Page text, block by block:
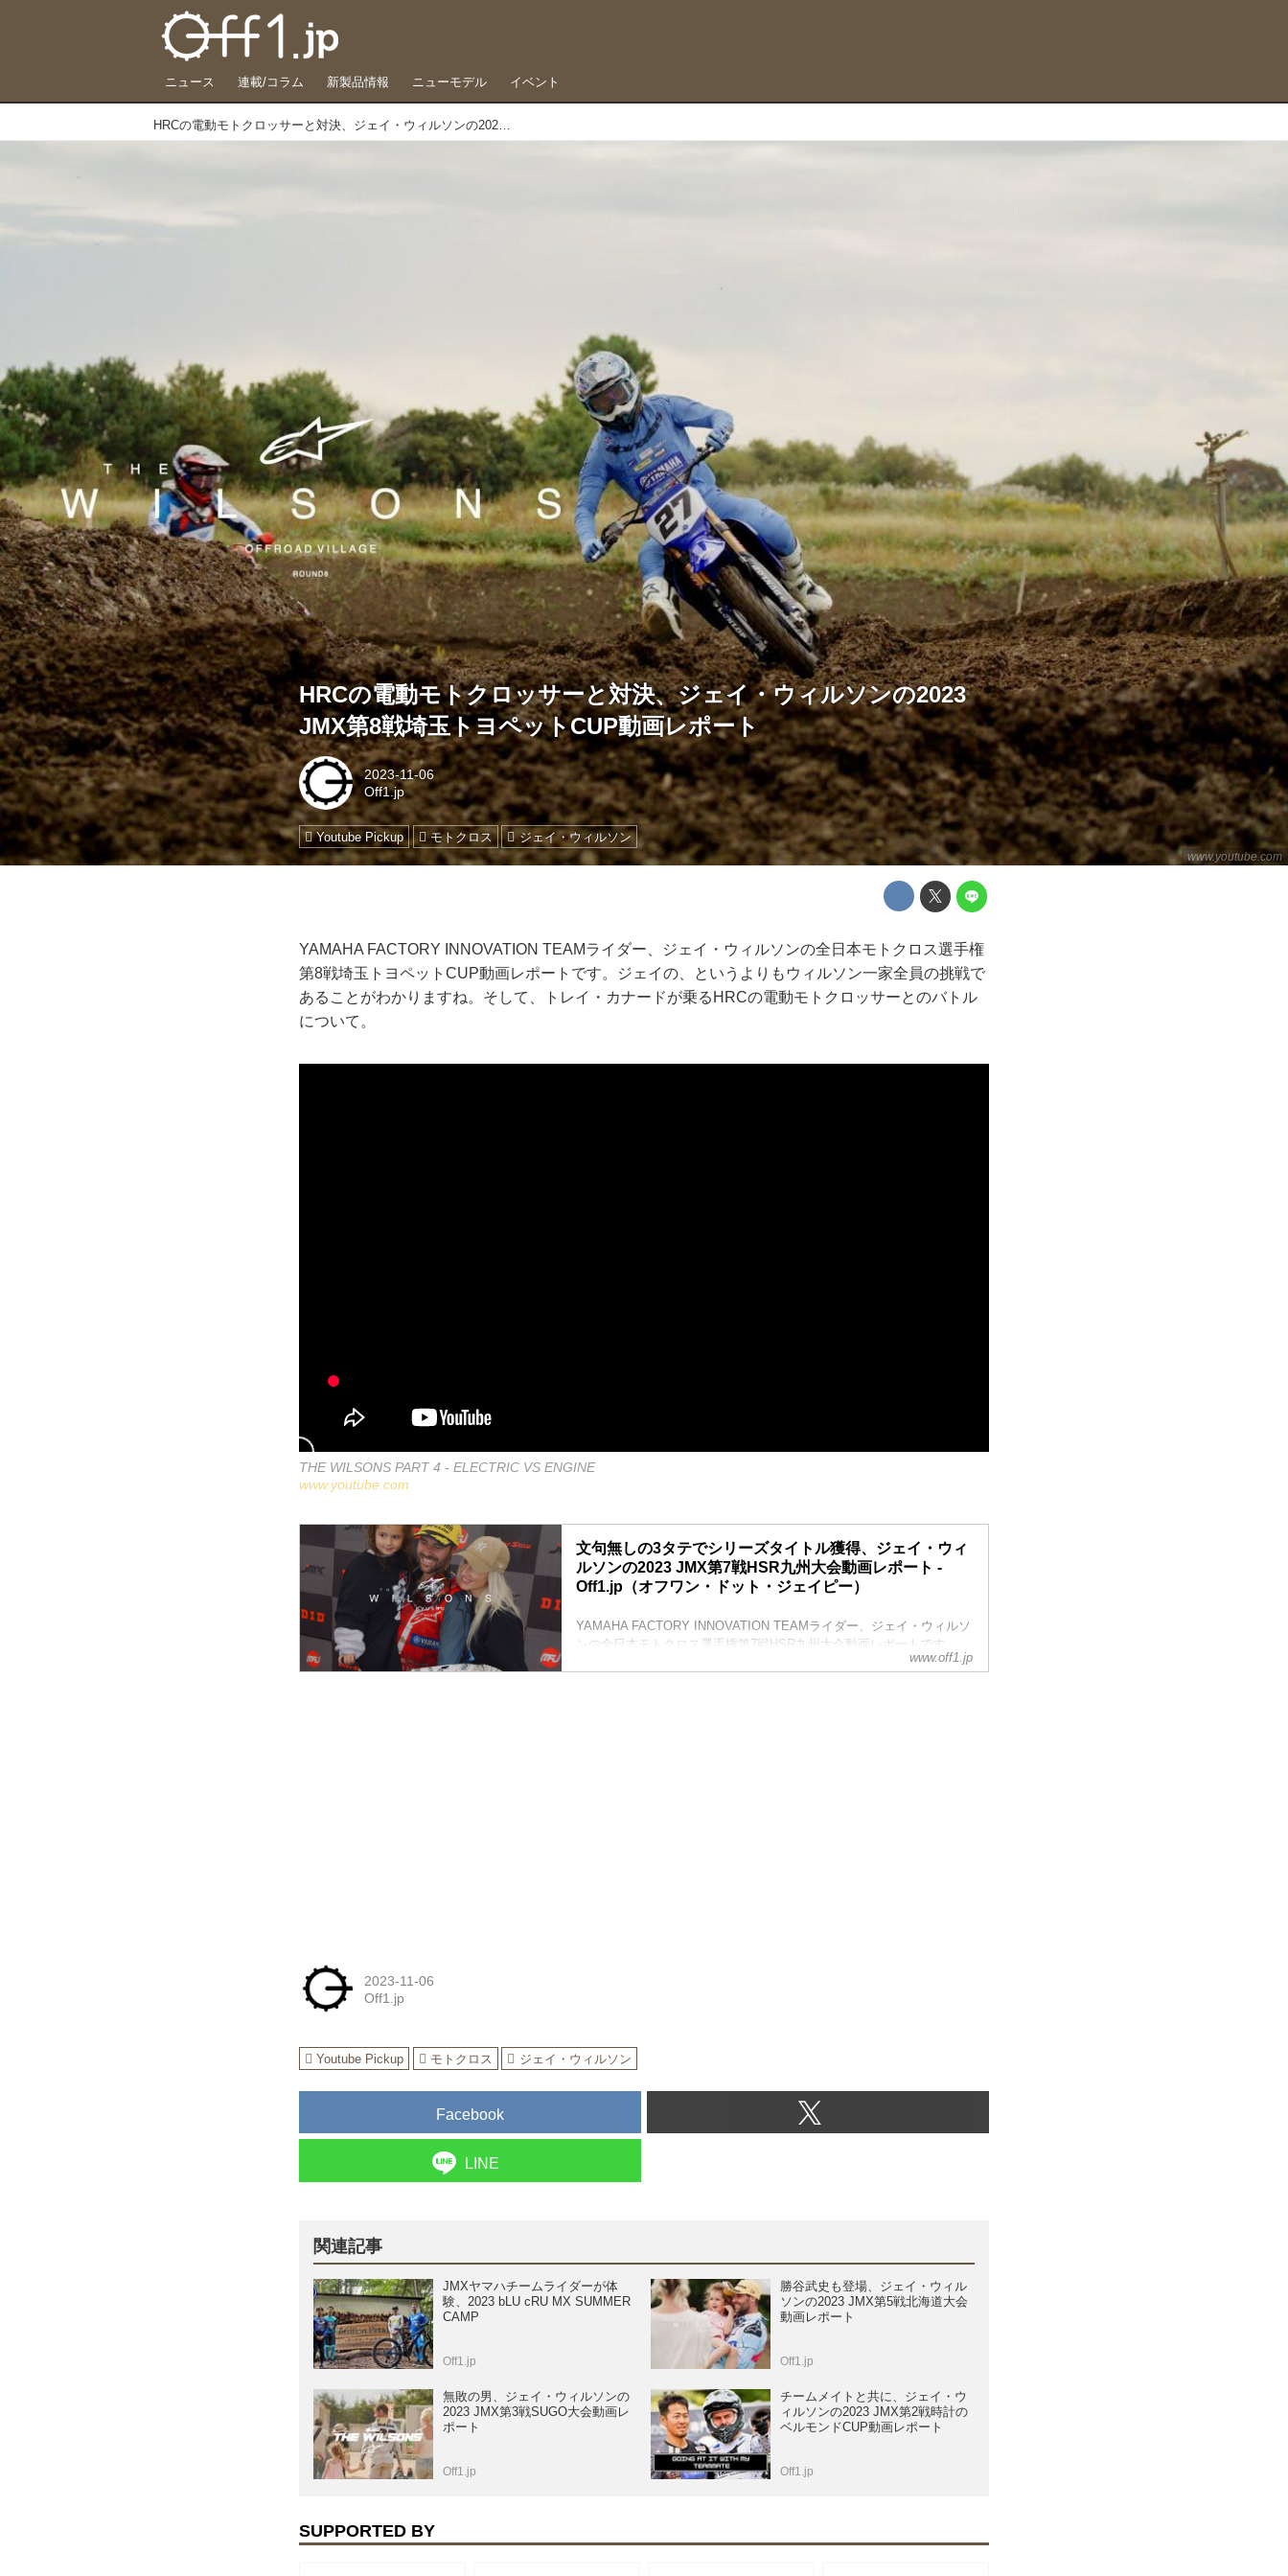
ニュース 連載/コラム 新製品情報 ニューモデル イベント
HRCの電動モトクロッサーと対決、ジェイ・ウィルソンの2023 JMX第8戦埼玉トヨペットCUP動画レポート
www.youtube.com
HRCの電動モトクロッサーと対決、ジェイ・ウィルソンの2023
JMX第8戦埼玉トヨペットCUP動画レポート
2023-11-06
Off1.jp
Youtube Pickup モトクロス ジェイ・ウィルソン
YAMAHA FACTORY INNOVATION TEAMライダー、ジェイ・ウィルソンの全日本モトクロス選手権
第8戦埼玉トヨペットCUP動画レポートです。ジェイの、というよりもウィルソン一家全員の挑戦で
あることがわかりますね。そして、トレイ・カナードが乗るHRCの電動モトクロッサーとのバトル
について。
THE WILSONS PART 4 - ELECTRIC VS ENGINE
www.youtube.com
文句無しの3タテでシリーズタイトル獲得、ジェイ・ウィ
ルソンの2023 JMX第7戦HSR九州大会動画レポート -
Off1.jp（オフワン・ドット・ジェイピー）
YAMAHA FACTORY INNOVATION TEAMライダー、ジェイ・ウィルソ
ンの全日本モトクロス選手権第7戦HSR九州大会動画レポートです。
IA1のヒート1、ヒート2、そしてこの大会で行われたIA1/IA2混走のIA
www.off1.jp
2023-11-06
Off1.jp
Youtube Pickup モトクロス ジェイ・ウィルソン
Facebook
LINE
関連記事
JMXヤマハチームライダーが体
験、2023 bLU cRU MX SUMMER
CAMP
Off1.jp
勝谷武史も登場、ジェイ・ウィル
ソンの2023 JMX第5戦北海道大会
動画レポート
Off1.jp
無敗の男、ジェイ・ウィルソンの
2023 JMX第3戦SUGO大会動画レ
ポート
Off1.jp
チームメイトと共に、ジェイ・ウ
ィルソンの2023 JMX第2戦時計の
ベルモンドCUP動画レポート
Off1.jp
SUPPORTED BY